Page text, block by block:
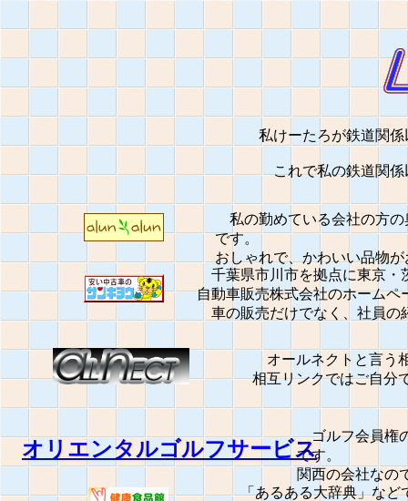
私けーたろが鉄道関
これで私の鉄道関
「あるある大辞典」など
ゴルフ会員権の
です。
関西の会社なの
オリエンタルゴルフサービス
オールネクトと言う
相互リンクではご自分
千葉県市川市を拠点に東京・
自動車販売株式会社のホームペ
車の販売だけでなく、社員の
私の勤めている会社の方の
です。
おしゃれで、かわいい品物